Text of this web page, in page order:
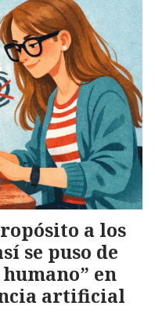
a los
se puso de
en
artificial